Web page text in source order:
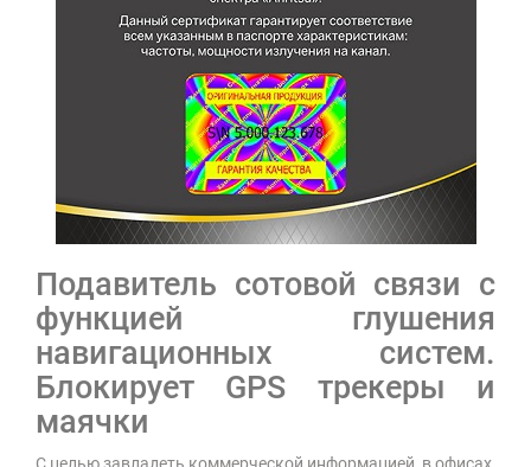
Подавитель сотовой связи с
функцией глушения
навигационных систем.
Блокирует GPS трекеры и
маячки